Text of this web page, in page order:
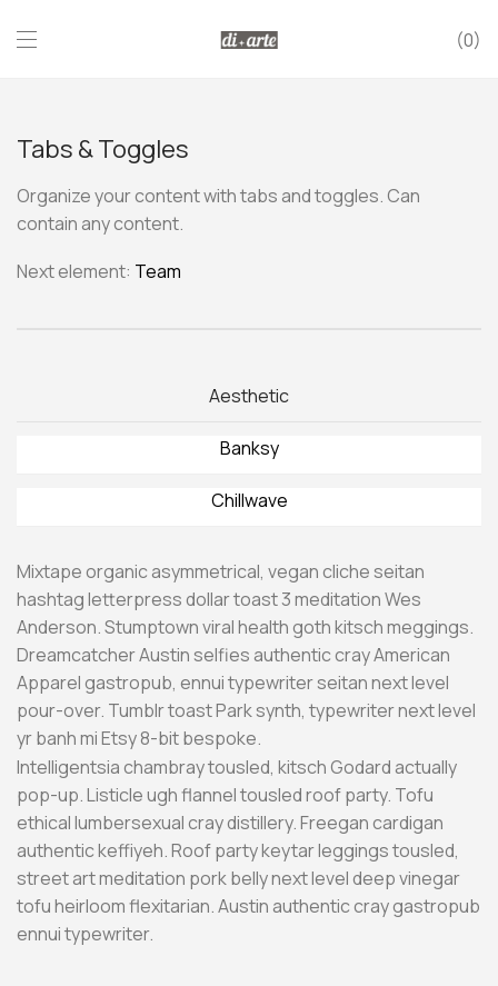
0
Tabs & Toggles
Organize your content with tabs and toggles. Can
contain any content.
Next element: Team
Aesthetic
Banksy
Chillwave
Mixtape organic asymmetrical, vegan cliche seitan
hashtag letterpress dollar toast 3 meditation Wes
Anderson. Stumptown viral health goth kitsch meggings.
Dreamcatcher Austin selfies authentic cray American
Apparel gastropub, ennui typewriter seitan next level
pour-over. Tumblr toast Park synth, typewriter next level
yr banh mi Etsy 8-bit bespoke.
Intelligentsia chambray tousled, kitsch Godard actually
pop-up. Listicle ugh flannel tousled roof party. Tofu
ethical lumbersexual cray distillery. Freegan cardigan
authentic keffiyeh. Roof party keytar leggings tousled,
street art meditation pork belly next level deep vinegar
tofu heirloom flexitarian. Austin authentic cray gastropub
ennui typewriter.